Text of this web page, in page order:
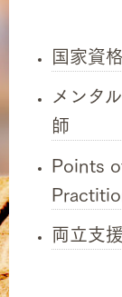
国家資
メンタ
師
Points
両立支